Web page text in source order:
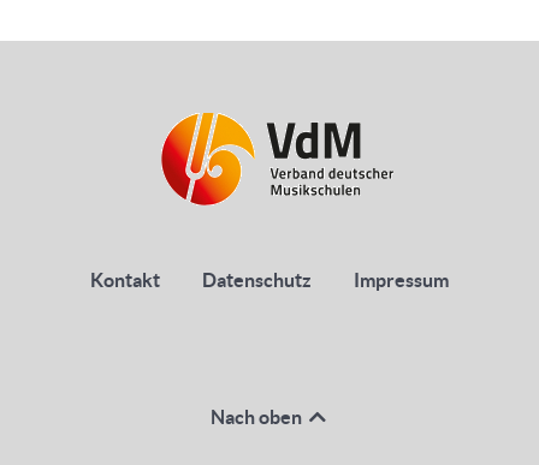
Kontakt Datenschutz Impressum
Nach oben